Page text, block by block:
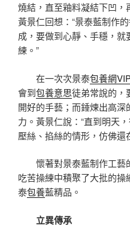
燒結，直至釉料凝結下凹，
黃景仁回想：“景泰藍制作
成，要做到心靜、手穩，
練。”
在一次次景泰包養網
會到包養意思徒弟常說的，
開好的手藝；而錘煉出高
力。黃景仁說：“直到明天
壓絲、掐絲的情形，仿佛還
懷著對景泰藍制作工藝
吃苦操練中積聚了大批的
泰包養藍精品。
立異傳承